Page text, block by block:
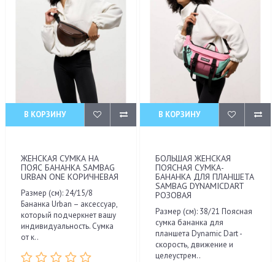
В КОРЗИНУ
ЖЕНСКАЯ СУМКА НА
ПОЯС БАНАНКА SAMBAG
URBAN ONE КОРИЧНЕВАЯ
Размер (см): 24/15/8
Бананка Urban – аксессуар,
который подчеркнет вашу
индивидуальность. Сумка
от к..
В КОРЗИНУ
БОЛЬШАЯ ЖЕНСКАЯ
ПОЯСНАЯ СУМКА-
БАНАНКА ДЛЯ ПЛАНШЕТА
SAMBAG DYNAMICDART
РОЗОВАЯ
Размер (см): 38/21 Поясная
сумка бананка для
планшета Dynamic Dart -
скорость, движение и
целеустрем..